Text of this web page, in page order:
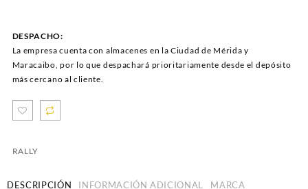
DESPACHO:
La empresa cuenta con almacenes en la Ciudad de Mérida y
Maracaibo, por lo que despachará prioritariamente desde el depósito
más cercano al cliente.
RALLY
DESCRIPCIÓN INFORMACIÓN ADICIONAL MARCA